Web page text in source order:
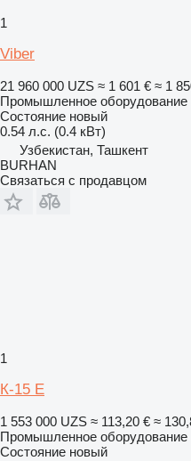
1
Viber
21 960 000 UZS ≈ 1 601 € ≈ 1
Промышленное оборудование
Состояние новый
0.54 л.с. (0.4 кВт)
Узбекистан, Ташкент
BURHAN
Связаться с продавцом
1
К-15 Е
1 553 000 UZS ≈ 113,20 € ≈
Промышленное оборудование
Состояние новый